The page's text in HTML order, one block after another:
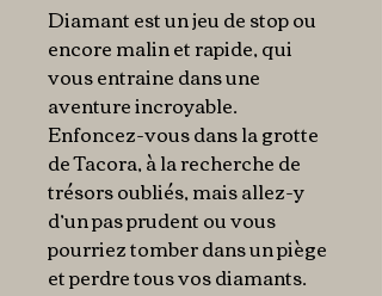
Diamant est un jeu de stop ou
encore malin et rapide, qui
vous entraine dans une
aventure incroyable.
Enfoncez-vous dans la grotte
de Tacora, à la recherche de
trésors oubliés, mais allez-y
d’un pas prudent ou vous
pourriez tomber dans un piège
et perdre tous vos diamants.